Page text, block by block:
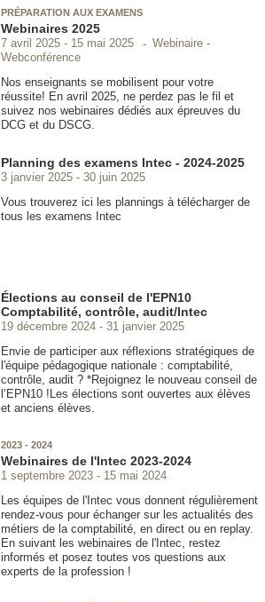
PRÉPARATION AUX EXAMENS
Webinaires 2025
7 avril 2025 15 mai 2025
Webinaire -
Webconférence
Nos enseignants se mobilisent pour votre
réussite! En avril 2025, ne perdez pas le fil et
suivez nos webinaires dédiés aux épreuves du
DCG et du DSCG.
Planning des examens Intec - 2024-2025
3 janvier 2025
30 juin 2025
Vous trouverez ici les plannings à télécharger de
tous les examens Intec
Élections au conseil de l'EPN10
Comptabilité, contrôle, audit/Intec
19 décembre 2024
31 janvier 2025
Envie de participer aux réflexions stratégiques de
l'équipe pédagogique nationale : comptabilité,
contrôle, audit ? *Rejoignez le nouveau conseil de
l’EPN10 !Les élections sont ouvertes aux élèves
et anciens élèves.
2023 - 2024
Webinaires de l'Intec 2023-2024
1 septembre 2023
15 mai 2024
Les équipes de l'Intec vous donnent régulièrement
rendez-vous pour échanger sur les actualités des
métiers de la comptabilité, en direct ou en replay.
En suivant les webinaires de l'Intec, restez
informés et posez toutes vos questions aux
experts de la profession !